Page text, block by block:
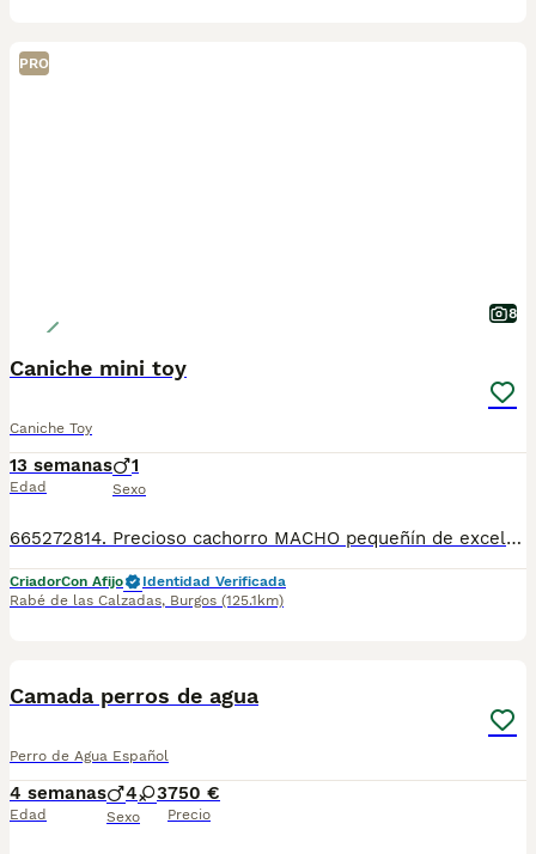
PRO
8
Caniche mini toy
Caniche Toy
13 semanas
Edad
1
Sexo
665272814. Precioso cachorro MACHO pequeñín de excelente calidad. Desciende de las mejores líneas de sangre. Madre caniche mini toy y padre Tea Cup o mini toy Golden Strik( hijo de Dover campeón de España) . Se entrega a partir d los 2 meses de edad con 2 vacunas, 2 desparasitaciones ( lo q le corresponde para la edad) con garantías víricas y congénitas, microchip y pasaporte todo hecho y revisado por veterinario. Criado en ambiente familiar con niños, es muy juguetón y cariñoso . Para más información fotos y vídeos llamar o wassat al 665272814.
CriadorCon Afijo
Identidad Verificada
Rabé de las Calzadas, Burgos (125.1km)
Camada perros de agua
Perro de Agua Español
4 semanas
Edad
4 3
Sexo
750 €
Precio